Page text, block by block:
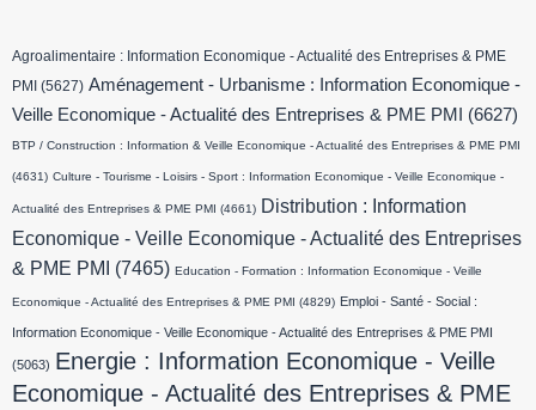
Agroalimentaire : Information Economique - Actualité des Entreprises & PME
PMI (5627) Aménagement - Urbanisme : Information Economique -
Veille Economique - Actualité des Entreprises & PME PMI
(6627)
BTP / Construction : Information & Veille Economique - Actualité des Entreprises & PME PMI
(4631) Culture - Tourisme - Loisirs - Sport : Information Economique - Veille Economique -
Actualité des Entreprises & PME PMI (4661) Distribution : Information
Economique - Veille Economique - Actualité des Entreprises
& PME PMI
(7465) Education - Formation : Information Economique - Veille
Economique - Actualité des Entreprises & PME PMI (4829) Emploi - Santé - Social :
Information Economique - Veille Economique - Actualité des Entreprises & PME PMI
(5063) Energie : Information Economique - Veille
Economique - Actualité des Entreprises & PME